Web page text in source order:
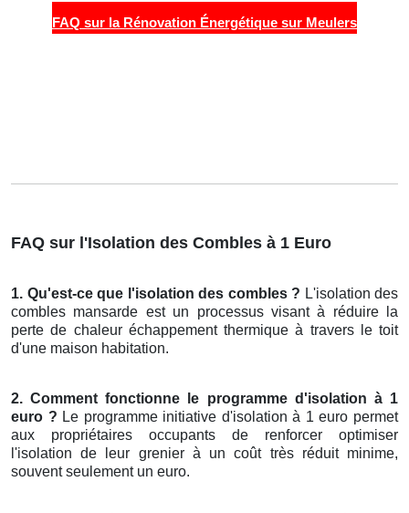
FAQ sur la Rénovation Énergétique sur Meulers
FAQ sur l'Isolation des Combles à 1 Euro
1. Qu'est-ce que l'isolation des combles ? L'isolation des
combles mansarde est un processus visant à réduire la
perte de chaleur échappement thermique à travers le toit
d'une maison habitation.
2. Comment fonctionne le programme d'isolation à 1
euro ? Le programme initiative d'isolation à 1 euro permet
aux propriétaires occupants de renforcer optimiser
l'isolation de leur grenier à un coût très réduit minime,
souvent seulement un euro.